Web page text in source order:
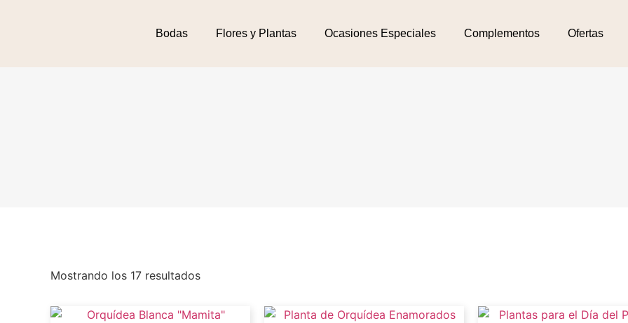
Bodas Flores y Plantas Ocasiones Especiales Complementos Ofertas
Mostrando los 17 resultados